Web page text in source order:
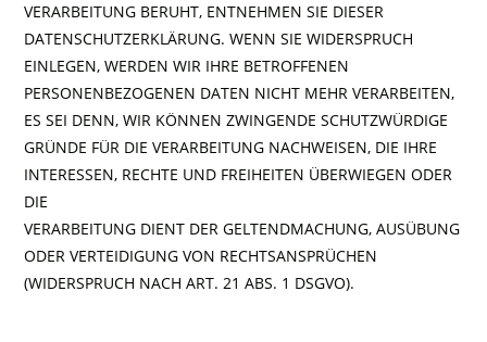
VERARBEITUNG BERUHT, ENTNEHMEN SIE DIESER
DATENSCHUTZERKLÄRUNG. WENN SIE WIDERSPRUCH
EINLEGEN, WERDEN WIR IHRE BETROFFENEN
PERSONENBEZOGENEN DATEN NICHT MEHR VERARBEITEN,
ES SEI DENN, WIR KÖNNEN ZWINGENDE SCHUTZWÜRDIGE
GRÜNDE FÜR DIE VERARBEITUNG NACHWEISEN, DIE IHRE
INTERESSEN, RECHTE UND FREIHEITEN ÜBERWIEGEN ODER
DIE
VERARBEITUNG DIENT DER GELTENDMACHUNG, AUSÜBUNG
ODER VERTEIDIGUNG VON RECHTSANSPRÜCHEN
(WIDERSPRUCH NACH ART. 21 ABS. 1 DSGVO).